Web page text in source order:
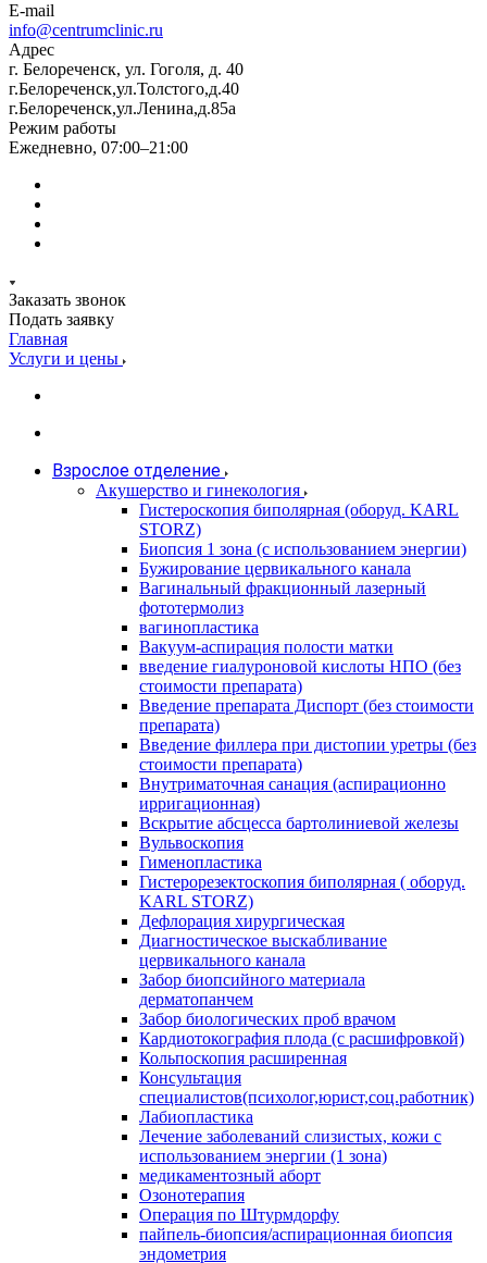
E-mail
info@centrumclinic.ru
Адрес
г. Белореченск, ул. Гоголя, д. 40
г.Белореченск,ул.Толстого,д.40
г.Белореченск,ул.Ленина,д.85а
Режим работы
Ежедневно, 07:00–21:00
Заказать звонок
Подать заявку
Главная
Услуги и цены
Взрослое отделение
Акушерство и гинекология
Гистероскопия биполярная (оборуд. KARL
STORZ)
Биопсия 1 зона (с использованием энергии)
Бужирование цервикального канала
Вагинальный фракционный лазерный
фототермолиз
вагинопластика
Вакуум-аспирация полости матки
введение гиалуроновой кислоты НПО (без
стоимости препарата)
Введение препарата Диспорт (без стоимости
препарата)
Введение филлера при дистопии уретры (без
стоимости препарата)
Внутриматочная санация (аспирационно
ирригационная)
Вскрытие абсцесса бартолиниевой железы
Вульвоскопия
Гименопластика
Гистерорезектоскопия биполярная ( оборуд.
KARL STORZ)
Дефлорация хирургическая
Диагностическое выскабливание
цервикального канала
Забор биопсийного материала
дерматопанчем
Забор биологических проб врачом
Кардиотокография плода (с расшифровкой)
Кольпоскопия расширенная
Консультация
специалистов(психолог,юрист,соц.работник)
Лабиопластика
Лечение заболеваний слизистых, кожи с
использованием энергии (1 зона)
медикаментозный аборт
Озонотерапия
Операция по Штурмдорфу
пайпель-биопсия/аспирационная биопсия
эндометрия